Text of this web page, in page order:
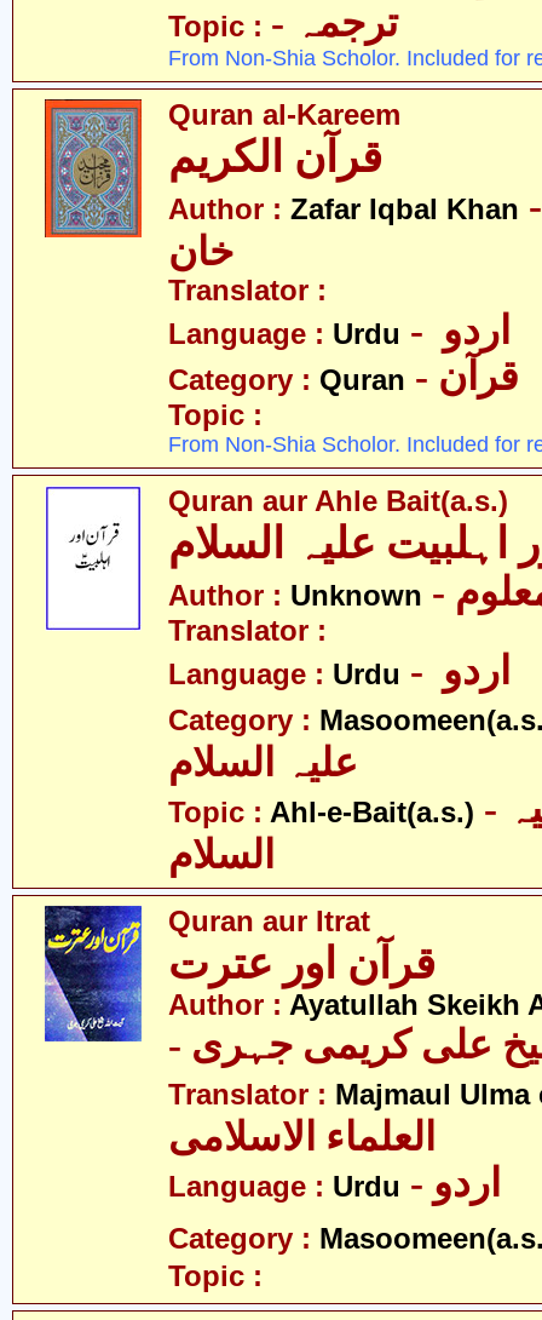
Topic : - ترجمہ
From Non-Shia Scholor. Included for
Quran al-Kareem
Author : Zafar Iqbal Khan
Translator :
Language : Urdu
Category : Quran - قرآن
Topic :
From Non-Shia Scholor. Included for
Quran aur Ahle Bait(a.s.)
Author : Unknown
Translator :
Language : Urdu
Category :
Topic : Ahl-e-Bait(a.s.) - اہلبیت علیہ
السلام
Quran aur Itrat
قرآن اور عترت
Author : Ayatullah Skeikh
شیخ علی کریمی جہری
Translator : Majmaul Ulma
العلماء الاسلامی
Language : Urdu - اردو
Category :
Topic :